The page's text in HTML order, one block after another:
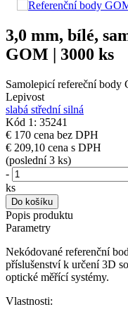
3,0 mm, bílé,
GOM | 3000 ks
Samolepicí refereční body
Lepivost
slabá střední silná
Kód 1: 35241
€ 170 cena bez DPH
€ 209,10 cena s DPH
(poslední 3 ks)
-
ks
Do košíku
Popis produktu
Parametry
Nekódované referenční
příslušenství k určení 3D
optické měřící systémy.
Vlastnosti: